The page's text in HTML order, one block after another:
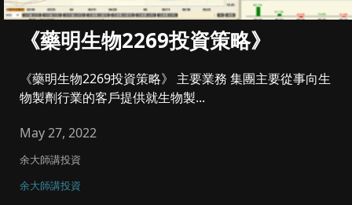
《藥明生物2269投資策略》
《藥明生物2269投資策略》 主要業務 集團主要從事向生
物製劑行業的客戶提供就生物製...
May 27, 2022
余大師講投資
余大師講投資